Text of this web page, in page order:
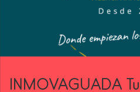
INMOVAGUADA